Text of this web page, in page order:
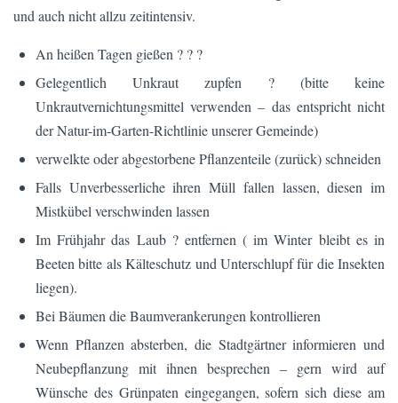
und auch nicht allzu zeitintensiv.
An heißen Tagen gießen ? ? ?
Gelegentlich Unkraut zupfen ? (bitte keine
Unkrautvernichtungsmittel verwenden – das entspricht nicht
der Natur-im-Garten-Richtlinie unserer Gemeinde)
verwelkte oder abgestorbene Pflanzenteile (zurück) schneiden
Falls Unverbesserliche ihren Müll fallen lassen, diesen im
Mistkübel verschwinden lassen
Im Frühjahr das Laub ? entfernen ( im Winter bleibt es in
Beeten bitte als Kälteschutz und Unterschlupf für die Insekten
liegen).
Bei Bäumen die Baumverankerungen kontrollieren
Wenn Pflanzen absterben, die Stadtgärtner informieren und
Neubepflanzung mit ihnen besprechen – gern wird auf
Wünsche des Grünpaten eingegangen, sofern sich diese am